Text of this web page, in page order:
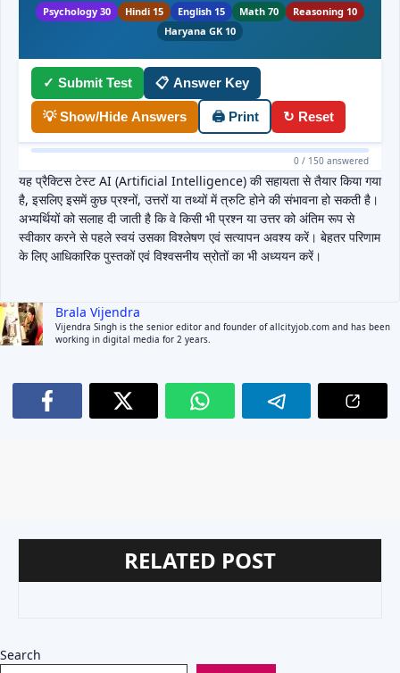
Psychology 30 Hindi 15 English 15 Math 70
Reasoning 10
Haryana GK 10
✓ Submit Test 📋 Answer Key
💡 Show/Hide Answers 🖨 Print ↻ Reset
0 / 150 answered
यह प्रैक्टिस टेस्ट AI (Artificial Intelligence) की सहायता से तैयार किया गया
है, इसलिए इसमें कुछ प्रश्नों, उत्तरों या तथ्यों में त्रुटि होने की संभावना हो सकती है।
अभ्यर्थियों को सलाह दी जाती है कि वे किसी भी प्रश्न या उत्तर को अंतिम रूप से
स्वीकार करने से पहले स्वयं उसका विश्लेषण एवं सत्यापन अवश्य करें। बेहतर परिणाम
के लिए आधिकारिक पुस्तकों एवं विश्वसनीय स्रोतों का भी अध्ययन करें।
Brala Vijendra
Vijendra Singh is the senior editor and founder of allcityjob.com and has been
working in digital media for 2 years.
RELATED POST
Search